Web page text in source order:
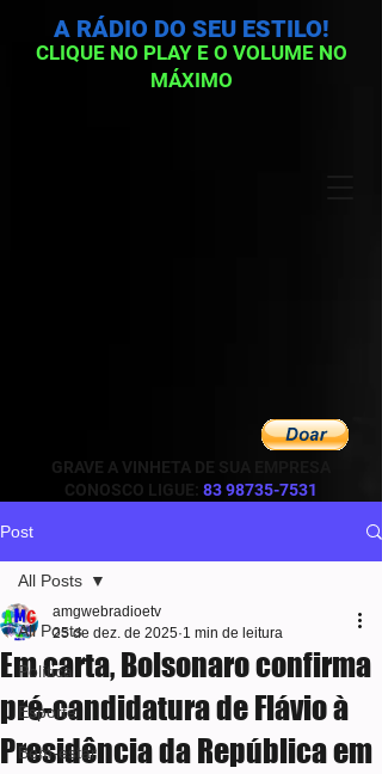
GRAVE A VINHETA DE SUA EMPRESA
CONOSCO LIGUE:
83 98735-7531
CLIQUE NO PLAY E O VOLUME NO
MÁXIMO
A RÁDIO DO SEU ESTILO!
Post
All Posts
Política
Esporte
Bem-estar
All Posts
Em carta, Bolsonaro confirma
pré-candidatura de Flávio à
Presidência da República em
amgwebradioetv
25 de dez. de 2025 1 min de leitura